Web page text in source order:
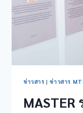
ข่าวสาร |ข่าวสาร